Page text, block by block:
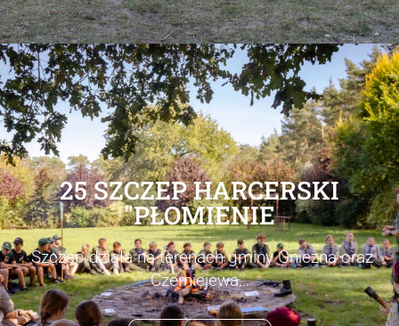
25 SZCZEP HARCERSKI
"PŁOMIENIE
Szczep działa na terenach gminy Gniezna oraz
Czerniejewa…